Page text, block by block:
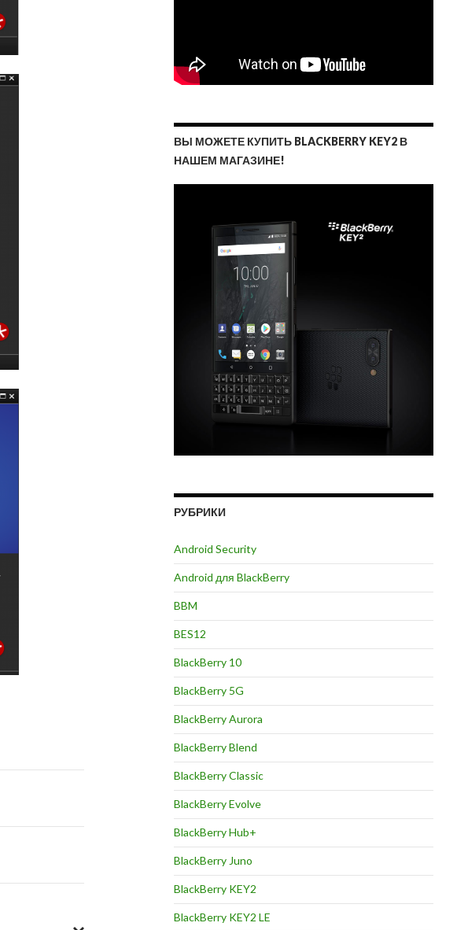
ВЫ МОЖЕТЕ КУПИТЬ BLACKBERRY KEY2 В
НАШЕМ МАГАЗИНЕ!
РУБРИКИ
Android Security
Android для BlackBerry
BBM
BES12
BlackBerry 10
BlackBerry 5G
BlackBerry Aurora
BlackBerry Blend
BlackBerry Classic
BlackBerry Evolve
BlackBerry Hub+
BlackBerry Juno
BlackBerry KEY2
BlackBerry KEY2 LE